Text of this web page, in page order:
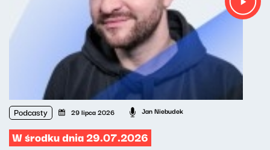
Podcasty 29 lipca 2026 Jan Niebudek
W środku dnia 29.07.2026